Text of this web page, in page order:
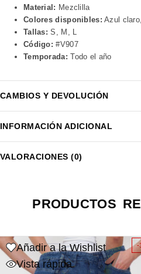
Material: Mezclilla
Colores disponibles: Azul
Tallas: S, M, L
Código: #V907
Temporada: Todo el año
CAMBIOS Y DEVOLUCIÓN
INFORMACIÓN ADICIONAL
VALORACIONES (0)
PRODUCTOS
-
Añadir a la Wishlist
Vista rápida